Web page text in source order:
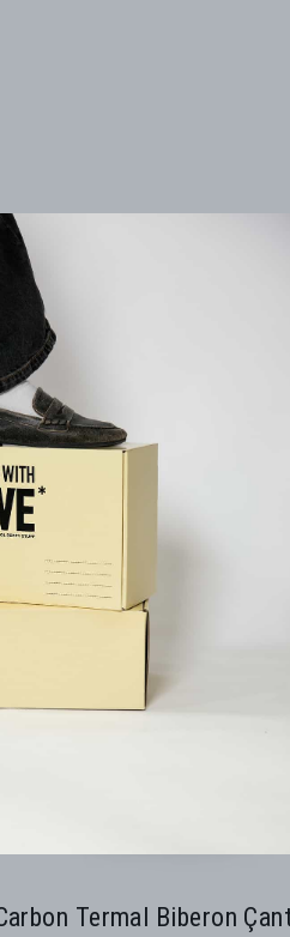
Son
Termal Biberon